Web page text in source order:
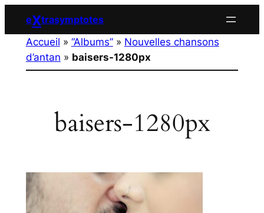
contenu
eXtrasymptotes
Accueil » “Albums”» Nouvelles chansons
d’antan » baisers-1280px
baisers-1280px